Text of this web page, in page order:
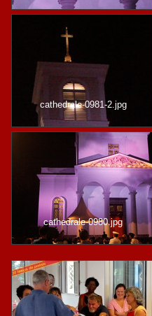
cathedrale-0981-2.jpg
cathedrale-0980.jpg